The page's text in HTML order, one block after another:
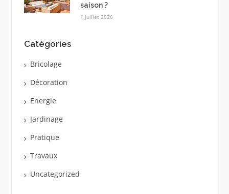
saison ?
1 juillet 2026
Catégories
Bricolage
Décoration
Energie
Jardinage
Pratique
Travaux
Uncategorized